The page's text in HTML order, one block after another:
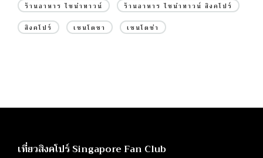
ร้านอาหาร ไชน่าทาวน์ ร้านอาหาร ไชน่าทาวน์ สิงคโปร์
สิงคโปร์ เซนโตซา เซนโตซ่า
เที่ยวสิงคโปร์ Singapore Fan Club